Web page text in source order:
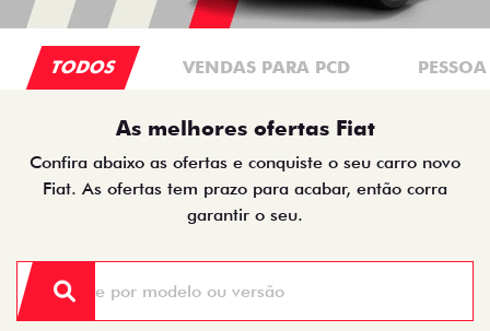
TODOS VENDAS PARA PCD
As melhores ofertas Fiat
Confira abaixo as ofertas e conquiste o seu carro novo
Fiat. As ofertas tem prazo para acabar, então corra
garantir o seu.